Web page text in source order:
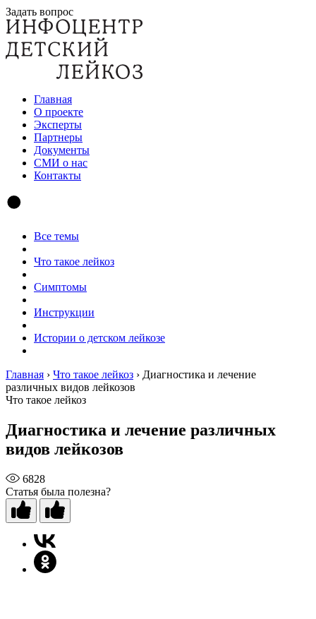
Задать вопрос
Главная
О проекте
Эксперты
Партнеры
Документы
СМИ о нас
Контакты
Все темы
Что такое лейкоз
Симптомы
Инструкции
Истории о детском лейкозе
Главная › Что такое лейкоз › Диагностика и лечение
различных видов лейкозов
Что такое лейкоз
Диагностика и лечение различных
видов лейкозов
6828
Статья была полезна?